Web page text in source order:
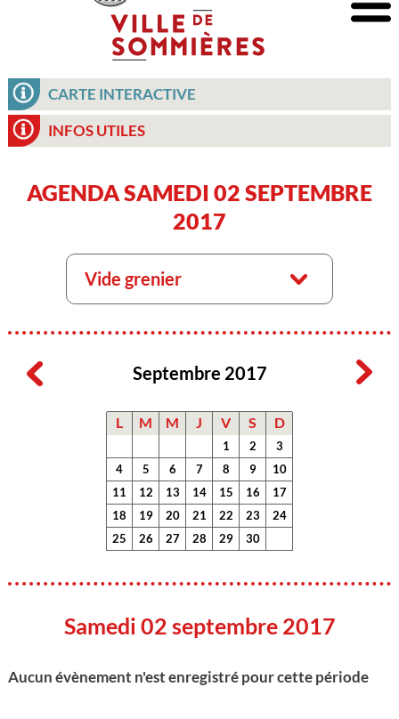
CARTE INTERACTIVE
INFOS UTILES
AGENDA SAMEDI 02 SEPTEMBRE
2017
Vide grenier
Septembre 2017
L M M J V S D
1 2
3
4
5 6 7 8 9
10
11
12 13 14 15 16
17
18
19 20 21 22 23
24
25
26 27 28 29 30
Samedi 02 septembre 2017
Aucun évènement n'est enregistré pour cette période